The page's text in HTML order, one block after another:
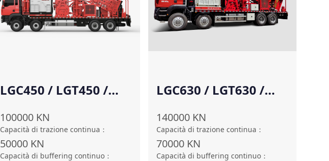
LGC450 / LGT450 /
100000 KN
Capacità di trazione continua ：
50000 KN
Capacità di buffering continuo ：
LGC630 / LGT630 /
140000 KN
Capacità di trazione continua ：
70000 KN
Capacità di buffering continuo ：